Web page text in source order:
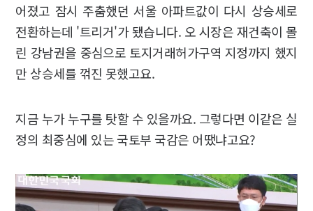
어졌고 잠시 주춤했던 서울 아파트값이 다시 상승세로
전환하는데 '트리거'가 됐습니다. 오 시장은 재건축이 몰
린 강남권을 중심으로 토지거래허가구역 지정까지 했지
만 상승세를 꺾진 못했고요.
지금 누가 누구를 탓할 수 있을까요. 그렇다면 이같은 실
정의 최중심에 있는 국토부 국감은 어땠냐고요?